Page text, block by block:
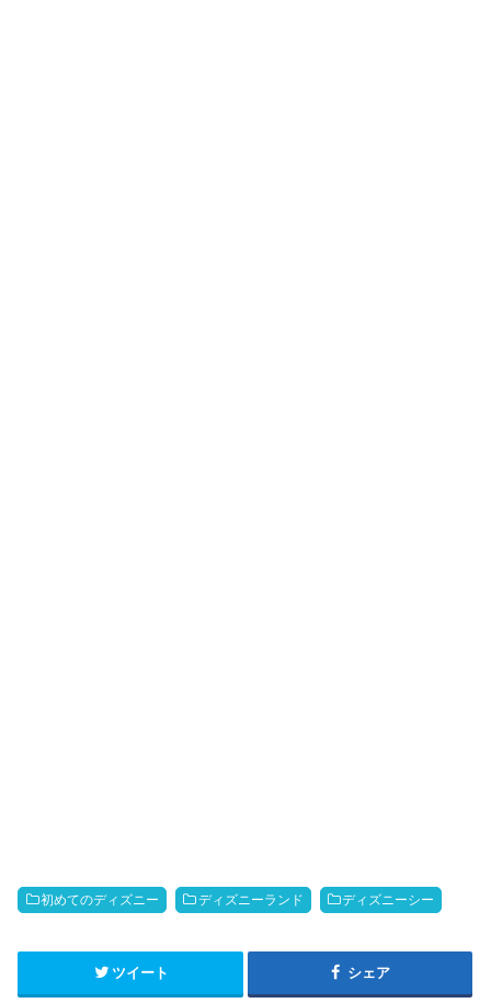
初めてのディズニー ディズニーランド ディズニーシー
ツイート シェア